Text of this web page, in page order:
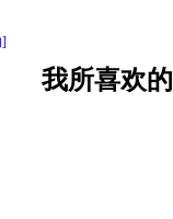
我所喜欢的